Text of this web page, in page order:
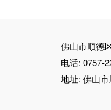
佛山市顺德
电话: 0757-
地址: 佛山